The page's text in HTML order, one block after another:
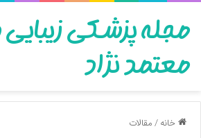
مجله پزشکی زیبایی
معتمد نژاد
خانه/مقالات